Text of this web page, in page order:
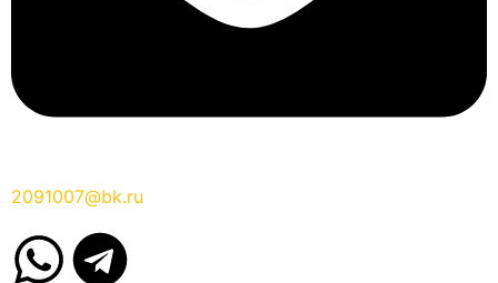
2091007@bk.ru